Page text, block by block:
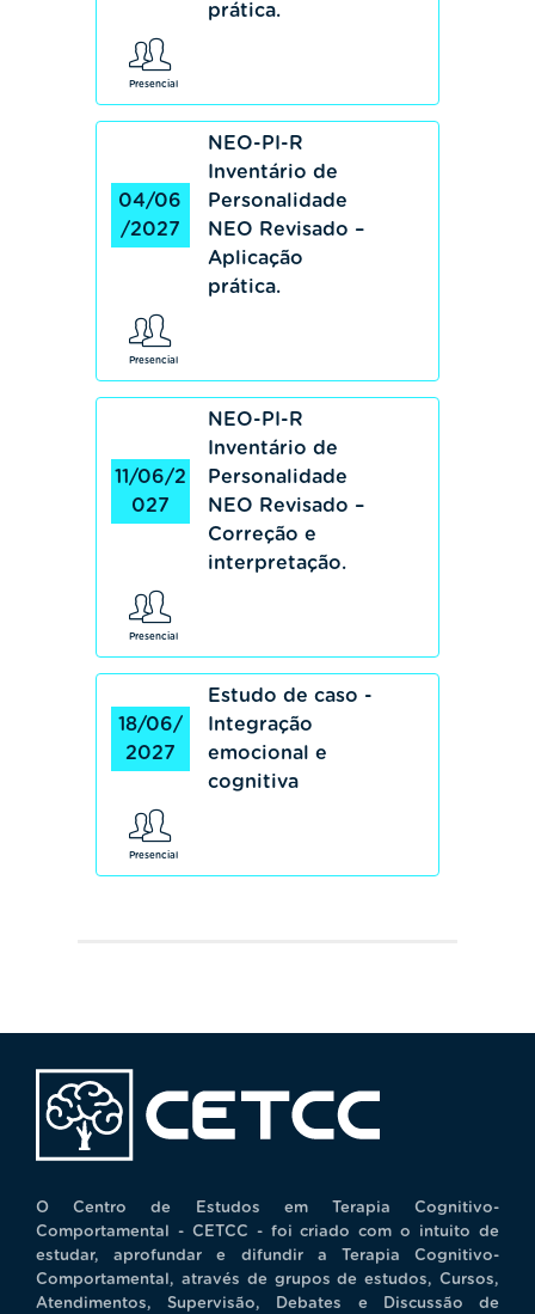
prática.
Presencial
04/06
/2027
NEO-PI-R
Inventário de
Personalidade
NEO Revisado –
Aplicação
prática.
Presencial
11/06/2
027
NEO-PI-R
Inventário de
Personalidade
NEO Revisado –
Correção e
interpretação.
Presencial
18/06/
2027
Estudo de caso -
Integração
emocional e
cognitiva
Presencial
O Centro de Estudos em Terapia Cognitivo-
Comportamental - CETCC - foi criado com o intuito de
estudar, aprofundar e difundir a Terapia Cognitivo-
Comportamental, através de grupos de estudos, Cursos,
Atendimentos, Supervisão, Debates e Discussão de